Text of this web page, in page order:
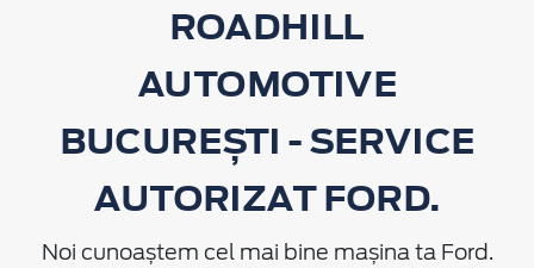
ROADHILL
AUTOMOTIVE
BUCUREȘTI - SERVICE
AUTORIZAT FORD.
Noi cunoaștem cel mai bine mașina ta Ford.